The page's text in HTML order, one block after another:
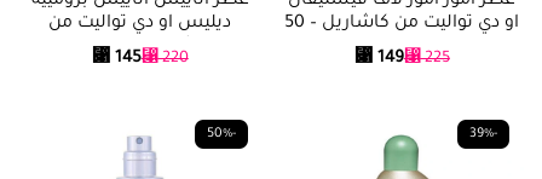
او دي تواليت من كاشاريل – 50
مل
⃁225
⃁ 149
ديليس او دي تواليت من
كاشاريل – 100 مل
⃁220
⃁ 145
-39%
-50%